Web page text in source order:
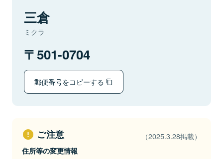
三倉
ミクラ
501-0704
郵便番号をコピーする
ご注意 （2025.3.28掲載）
住所等の変更情報